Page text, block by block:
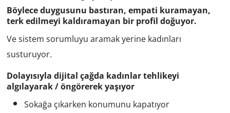
Böylece duygusunu bastıran, empati kuramayan,
terk edilmeyi kaldıramayan bir profil doğuyor.
Ve sistem sorumluyu aramak yerine kadınları
susturuyor.
Dolayısıyla dijital çağda kadınlar tehlikeyi
algılayarak / öngörerek yaşıyor
Sokağa çıkarken konumunu kapatıyor